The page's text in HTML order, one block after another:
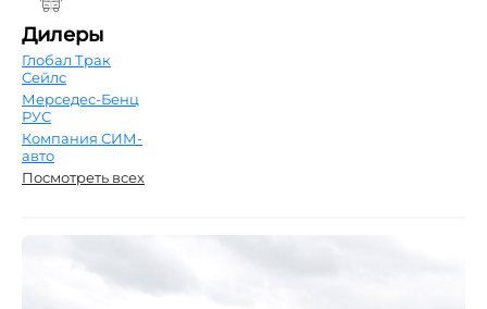
Дилеры
Глобал Трак
Сейлс
Мерседес-Бенц
РУС
Компания СИМ-
авто
Посмотреть всех